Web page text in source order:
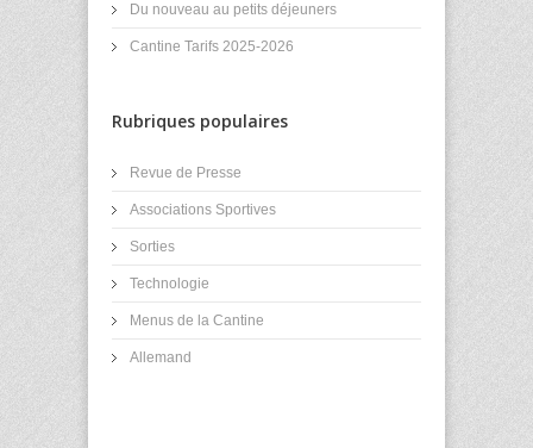
Du nouveau au petits déjeuners
Cantine Tarifs 2025-2026
Rubriques populaires
Revue de Presse
Associations Sportives
Sorties
Technologie
Menus de la Cantine
Allemand